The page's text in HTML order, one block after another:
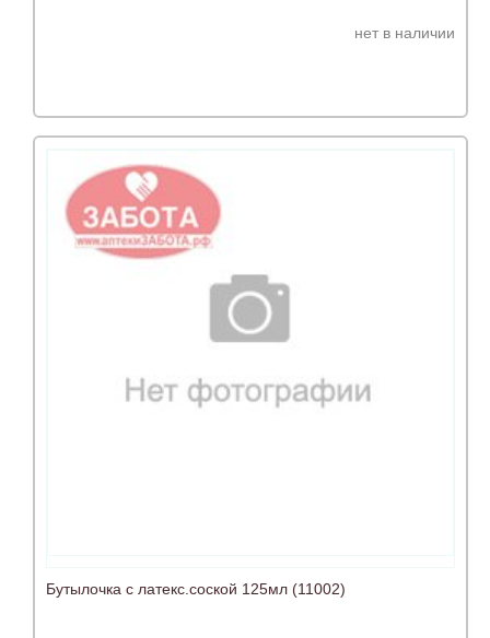
нет в наличии
Бутылочка с латекс.соской 125мл (11002)